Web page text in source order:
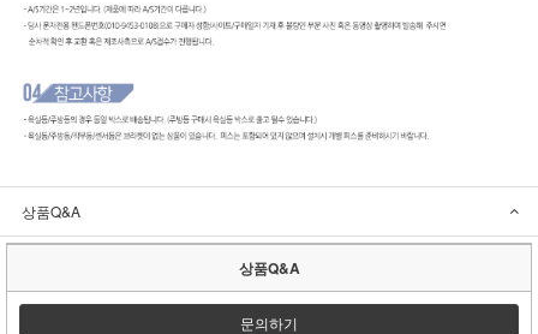
상품Q&A
상품Q&A
문의하기